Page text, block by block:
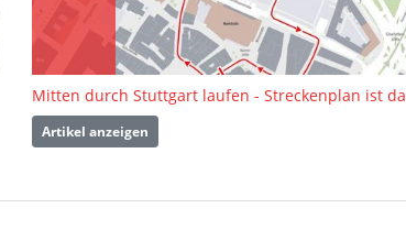
Mitten durch Stuttgart laufen - Streckenplan ist da
Artikel anzeigen